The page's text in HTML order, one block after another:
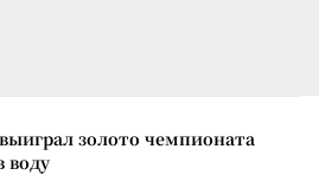
золото чемпионата
воду